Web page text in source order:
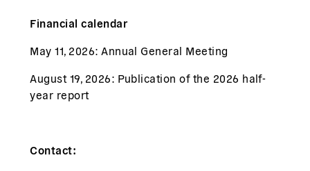
Financial calendar
May 11, 2026: Annual General Meeting
August 19, 2026: Publication of the 2026 half-
year report
Contact: